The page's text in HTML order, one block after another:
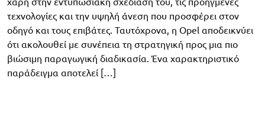
τεχνολογίες και την υψηλή άνεση που προσφέρει στον
οδηγό και τους επιβάτες. Ταυτόχρονα, η Opel αποδεικνύει
ότι ακολουθεί με συνέπεια τη στρατηγική προς μια πιο
βιώσιμη παραγωγική διαδικασία. Ένα χαρακτηριστικό
παράδειγμα αποτελεί […]